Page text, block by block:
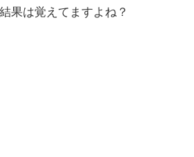
果は覚えてますよね？